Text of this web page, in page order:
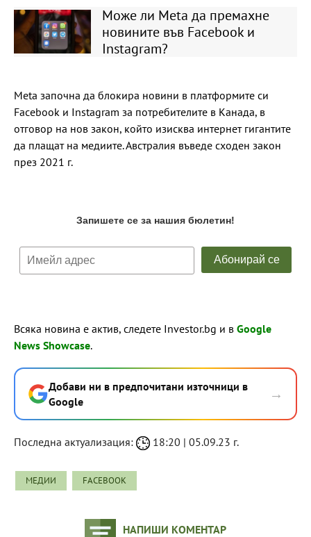
Може ли Meta да премахне
новините във Facebook и
Instagram?
Meta започна да блокира новини в платформите си
Facebook и Instagram за потребителите в Канада, в
отговор на нов закон, който изисква интернет гигантите
да плащат на медиите. Австралия въведе сходен закон
през 2021 г.
Всяка новина е актив, следете Investor.bg и в Google
News Showcase.
Добави ни в предпочитани източници в
Google
→
Последна актуализация: 18:20 | 05.09.23 г.
МЕДИИ FACEBOOK
НАПИШИ КОМЕНТАР